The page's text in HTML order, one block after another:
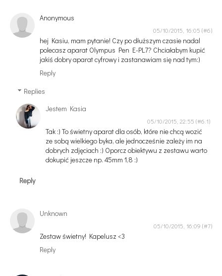
Anonymous
05/10/2015, 16:05
hej Kasiu, mam pytanie! Czy po dłuższym czasie nadal
polecasz aparat Olympus Pen E-PL7? Chciałabym kupić
jakiś dobry aparat cyfrowy i zastanawiam się nad tym:)
Reply
Replies
Jestem Kasia
05/10/2015, 22:55
Tak :) To świetny aparat dla osób, które nie chcą wozić
ze sobą wielkiego byka, ale jednocześnie zależy im na
dobrych zdjęciach :) Oporcz obiektywu z zestawu warto
dokupić jeszcze np. 45mm 1,8 :)
Reply
Unknown
05/10/2015, 16:09
Zestaw świetny! Kapelusz <3
Reply